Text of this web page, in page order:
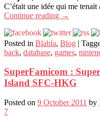
C’était une idée qui me
Continue reading →
Posted in Blabla, Blog |
back, database, games,
SuperFamicom :
Island SFC-HKG
Posted on 9 October 2011 by
7